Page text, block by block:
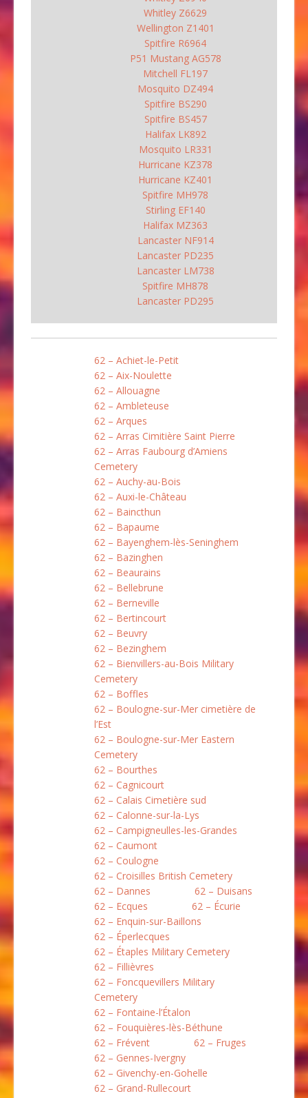
Whitley Z6629
Wellington Z1401
Spitfire R6964
P51 Mustang AG578
Mitchell FL197
Mosquito DZ494
Spitfire BS290
Spitfire BS457
Halifax LK892
Mosquito LR331
Hurricane KZ378
Hurricane KZ401
Spitfire MH978
Stirling EF140
Halifax MZ363
Lancaster NF914
Lancaster PD235
Lancaster LM738
Spitfire MH878
Lancaster PD295
62 – Achiet-le-Petit
62 – Aix-Noulette
62 – Allouagne
62 – Ambleteuse
62 – Arques
62 – Arras Cimitière Saint Pierre
62 – Arras Faubourg d’Amiens
Cemetery
62 – Auchy-au-Bois
62 – Auxi-le-Château
62 – Baincthun
62 – Bapaume
62 – Bayenghem-lès-Seninghem
62 – Bazinghen
62 – Beaurains
62 – Bellebrune
62 – Berneville
62 – Bertincourt
62 – Beuvry
62 – Bezinghem
62 – Bienvillers-au-Bois Military
Cemetery
62 – Boffles
62 – Boulogne-sur-Mer cimetière de
l’Est
62 – Boulogne-sur-Mer Eastern
Cemetery
62 – Bourthes
62 – Cagnicourt
62 – Calais Cimetière sud
62 – Calonne-sur-la-Lys
62 – Campigneulles-les-Grandes
62 – Caumont
62 – Coulogne
62 – Croisilles British Cemetery
62 – Dannes
62 – Duisans
62 – Ecques
62 – Écurie
62 – Enquin-sur-Baillons
62 – Éperlecques
62 – Étaples Military Cemetery
62 – Fillièvres
62 – Foncquevillers Military
Cemetery
62 – Fontaine-l’Étalon
62 – Fouquières-lès-Béthune
62 – Frévent
62 – Fruges
62 – Gennes-Ivergny
62 – Givenchy-en-Gohelle
62 – Grand-Rullecourt